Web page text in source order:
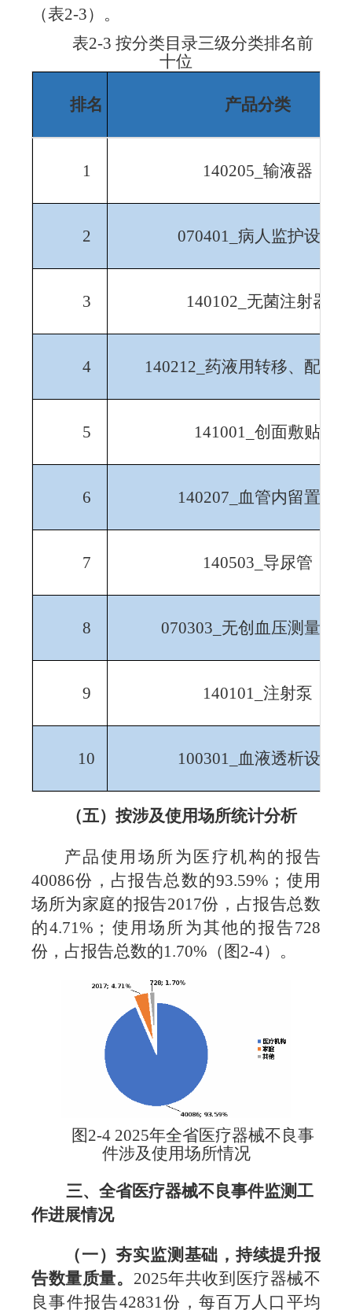
（表2-3）。
表2-3 按分类目录三级分类排名前
十位
排名 产品分类
1 140205_ 输液器
2 070401_ 病人监护设备
3 140102_ 无菌注射器
4 140212_ 药液用转移、配药
5 141001_ 创面敷贴
6 140207_ 血管内留置针
7 140503_ 导尿管
8 070303_ 无创血压测量设
9 140101_ 注射泵
10 100301_ 血液透析设备
（五）按涉及使用场所统计分析
产品使用场所为医疗机构的报告
40086份，占报告总数的93.59% ；使用
场所为家庭的报告2017份，占报告总数
的4.71% ；使用场所为其他的报告728
份，占报告总数的1.70% （图2-4）。
图2-4 2025年全省医疗器械不良事
件涉及使用场所情况
三、全省医疗器械不良事件监测工
作进展情况
（一）夯实监测基础， 持续提升报
告数量质量。 2025年共收到医疗器械不
良事件报告42831份，每百万人口平均